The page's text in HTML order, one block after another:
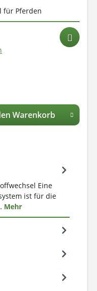
für Pferden
Warenkorb
Eine
ist für die
Mehr